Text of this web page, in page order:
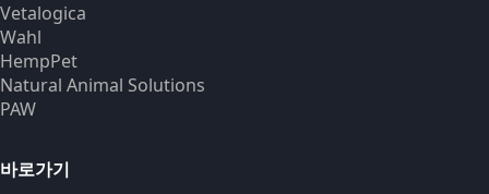
Vetalogica
Wahl
HempPet
Natural Animal Solutions
PAW
바로가기